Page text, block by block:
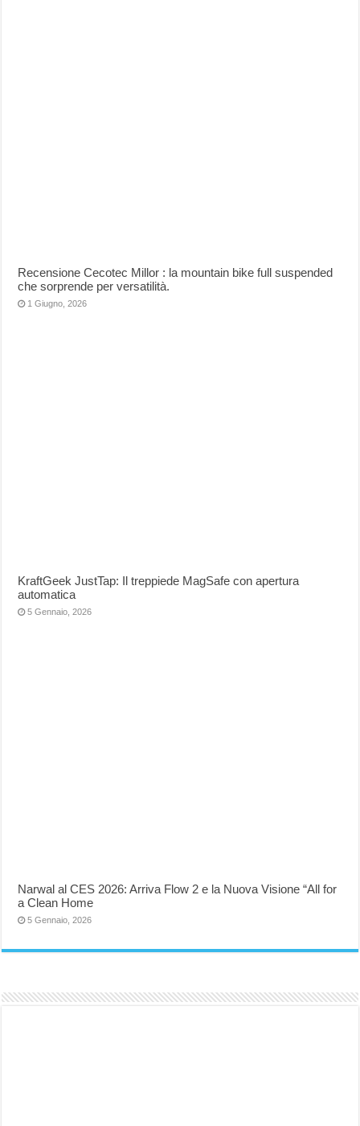
Recensione Cecotec Millor : la mountain bike full suspended
che sorprende per versatilità.
1 Giugno, 2026
KraftGeek JustTap: Il treppiede MagSafe con apertura
automatica
5 Gennaio, 2026
Narwal al CES 2026: Arriva Flow 2 e la Nuova Visione “All for
a Clean Home
5 Gennaio, 2026